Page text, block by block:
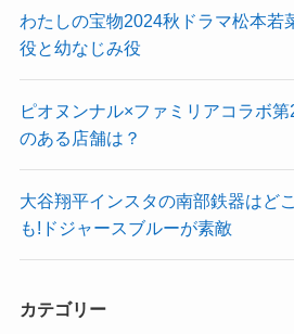
わたしの宝物2024秋ドラマ松本若
役と幼なじみ役
ピオヌンナル×ファミリアコラボ
のある店舗は？
大谷翔平インスタの南部鉄器はど
も!ドジャースブルーが素敵
カテゴリー